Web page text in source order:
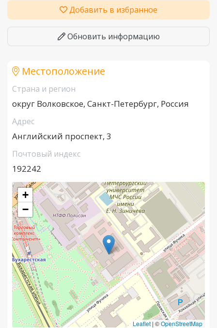
Добавить в избранное
Обновить информацию
Местоположение
Страна и регион
округ Волковское, Санкт-Петербург, Россия
Адрес
Английский проспект, 3
Почтовый индекс
192242
+
−
Leaflet | ©OpenStreetMap